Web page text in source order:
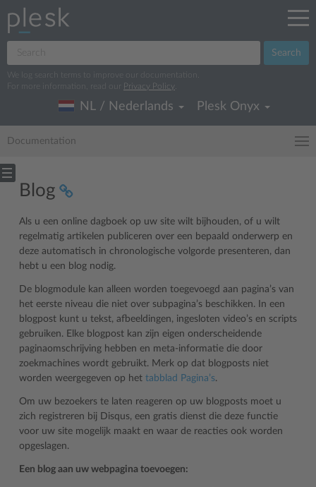
Search
We log search terms to improve our documentation.
For more information, read our
Privacy Policy
NL / Nederlands Plesk Onyx
Documentation
Blog
Als u een online dagboek op uw site wilt bijhouden, of u wilt
regelmatig artikelen publiceren over een bepaald onderwerp en
deze automatisch in chronologische volgorde presenteren, dan
hebt u een blog nodig.
De blogmodule kan alleen worden toegevoegd aan pagina’s van
het eerste niveau die niet over subpagina’s beschikken. In een
blogpost kunt u tekst, afbeeldingen, ingesloten video’s en scripts
gebruiken. Elke blogpost kan zijn eigen onderscheidende
paginaomschrijving hebben en meta-informatie die door
zoekmachines wordt gebruikt. Merk op dat blogposts niet
worden weergegeven op het tabblad Pagina’s.
Om uw bezoekers te laten reageren op uw blogposts moet u
zich registreren bij Disqus, een gratis dienst die deze functie
voor uw site mogelijk maakt en waar de reacties ook worden
opgeslagen.
Een blog aan uw webpagina toevoegen: